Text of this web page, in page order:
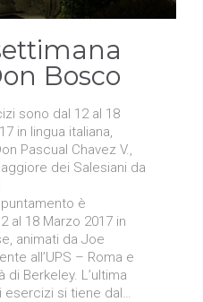
Bosco
sono dal 12 al 18
in lingua italiana,
Pascual Chavez V.,
dei Salesiani da
è
al 18 Marzo 2017 in
animati da Joe
all’UPS – Roma e
di Berkeley. L’ultima
esercizi si tiene dal…